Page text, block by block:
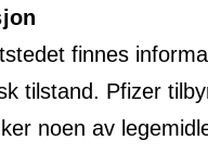
finnes
tilstand. Pfizer
noen av